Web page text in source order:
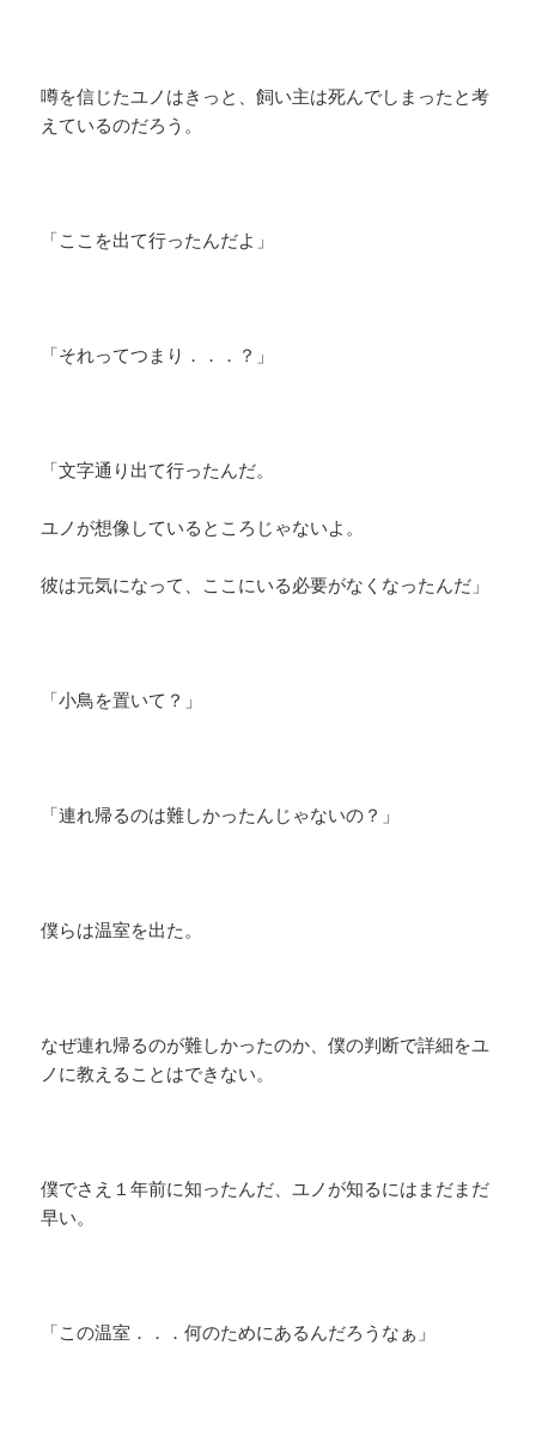
噂を信じたユノはきっと、飼い主は死んでしまったと考
えているのだろう。
「ここを出て行ったんだよ」
「それってつまり．．．？」
「文字通り出て行ったんだ。
ユノが想像しているところじゃないよ。
彼は元気になって、ここにいる必要がなくなったんだ」
「小鳥を置いて？」
「連れ帰るのは難しかったんじゃないの？」
僕らは温室を出た。
なぜ連れ帰るのが難しかったのか、僕の判断で詳細をユ
ノに教えることはできない。
僕でさえ１年前に知ったんだ、ユノが知るにはまだまだ
早い。
「この温室．．．何のためにあるんだろうなぁ」